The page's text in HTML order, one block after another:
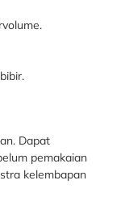
Dapat
pemakaian
kelembapan